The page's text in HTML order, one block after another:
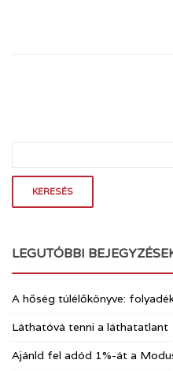
LEGUTÓBBI
A hőség túlélőkönyve:
Láthatóvá tenni a láthatatlant
Ajánld fel adód 1%-át a